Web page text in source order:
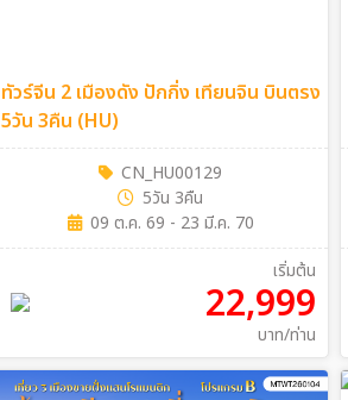
ทัวร์จีน 2 เมืองดัง ปักกิ่ง เทียนจิน บินตรง
5วัน 3คืน (HU)
CN_HU00129
5วัน 3คืน
09 ต.ค. 69 - 23 มี.ค. 70
เริ่มต้น
22,999
บาท/ท่าน